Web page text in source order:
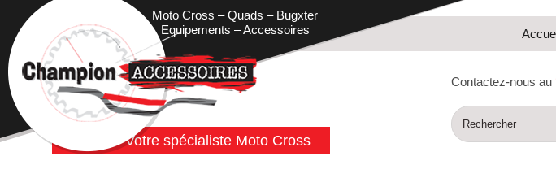
Moto Cross – Quads – Bugxter
Equipements – Accessoires
Votre spécialiste Moto Cross
Contactez-nous au